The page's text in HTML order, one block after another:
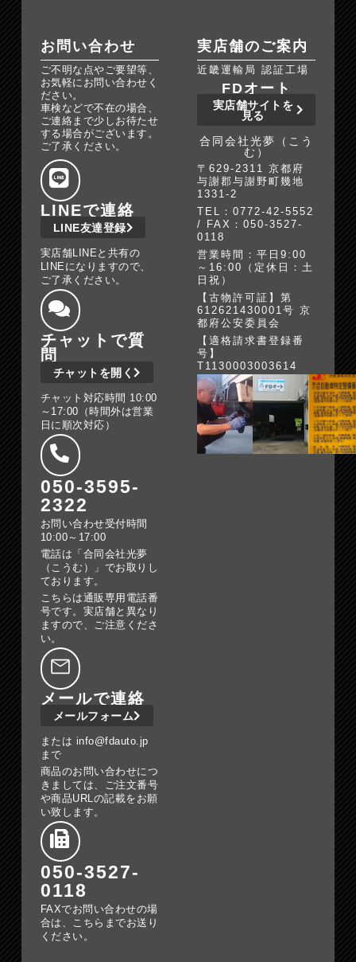
お問い合わせ
ご不明な点やご要望等、
お気軽にお問い合わせく
ださい。
車検などで不在の場合、
ご連絡まで少しお待たせ
する場合がございます。
ご了承ください。
LINEで連絡
LINE友達登録
実店舗LINEと共有の
LINEになりますので、
ご了承ください。
チャットで質
問
チャットを開く
チャット対応時間 10:00
～17:00（時間外は営業
日に順次対応）
050-3595-
2322
お問い合わせ受付時間
10:00～17:00
電話は「合同会社光夢
（こうむ）」でお取りし
ております。
こちらは通販専用電話番
号です。実店舗と異なり
ますので、ご注意くださ
い。
メールで連絡
メールフォーム
または info@fdauto.jp
まで
商品のお問い合わせにつ
きましては、ご注文番号
や商品URLの記載をお願
い致します。
050-3527-
0118
FAXでお問い合わせの場
合は、こちらまでお送り
ください。
実店舗のご案内
近畿運輸局 認証工場
FDオート
実店舗サイトを
見る
合同会社光夢（こう
む）
〒629-2311 京都府
与謝郡与謝野町幾地
1331-2
TEL：0772-42-5552
/ FAX：050-3527-
0118
営業時間：平日9:00
～16:00（定休日：土
日祝）
【古物許可証】第
612621430001号 京
都府公安委員会
【適格請求書登録番
号】
T1130003003614